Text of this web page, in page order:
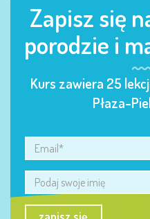
Zapisz się
porodzie i
Kurs zawiera 25
Płaza-